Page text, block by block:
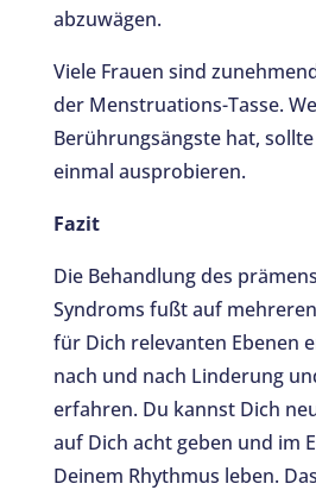
abzuwägen.
Viele Frauen sind
der Menstruations-Tasse.
Berührungsängste hat,
einmal ausprobieren.
Fazit
Die Behandlung des
Syndroms fußt auf
für Dich relevanten Ebenen
nach und nach Linderung
erfahren. Du kannst Dich
auf Dich acht geben und im
Deinem Rhythmus leben.